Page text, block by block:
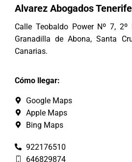
Alvarez Abogados Tenerife
Calle Teobaldo Power Nº 7, 2º
Granadilla de Abona, Santa
Canarias.
Cómo llegar:
Google Maps
Apple Maps
Bing Maps
922176510
646829874